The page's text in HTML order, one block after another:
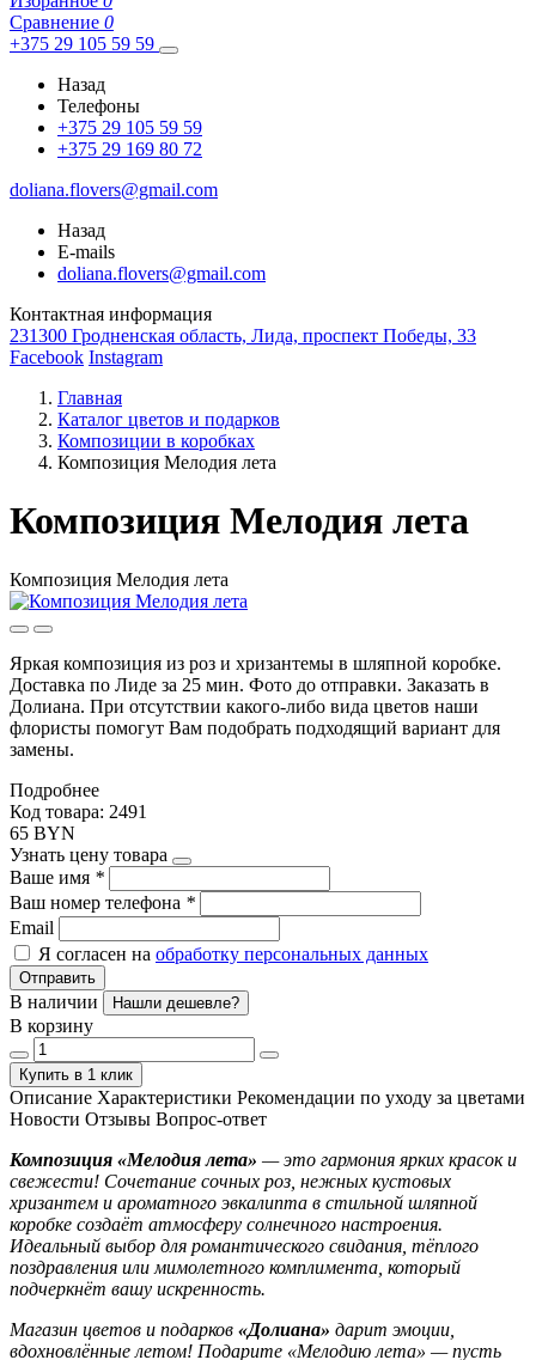
Сравнение 0
+375 29 105 59 59
Назад
Телефоны
+375 29 105 59 59
+375 29 169 80 72
doliana.flovers@gmail.com
Назад
E-mails
doliana.flovers@gmail.com
Контактная информация
231300 Гродненская область, Лида, проспект Победы, 33
Facebook Instagram
Главная
Каталог цветов и подарков
Композиции в коробках
Композиция Мелодия лета
Композиция Мелодия лета
Композиция Мелодия лета
Яркая композиция из роз и хризантемы в шляпной коробке.
Доставка по Лиде за 25 мин. Фото до отправки. Заказать в
Долиана. При отсутствии какого-либо вида цветов наши
флористы помогут Вам подобрать подходящий вариант для
замены.
Подробнее
Код товара: 2491
65 BYN
Узнать цену товара
Ваше имя *
Ваш номер телефона *
Email
Я согласен на обработку персональных данных
Отправить
В наличии Нашли дешевле?
В корзину
Купить в 1 клик
Описание Характеристики Рекомендации по уходу за цветами
Новости Отзывы Вопрос-ответ
Композиция «Мелодия лета» — это гармония ярких красок и
свежести! Сочетание сочных роз, нежных кустовых
хризантем и ароматного эвкалипта в стильной шляпной
коробке создаёт атмосферу солнечного настроения.
Идеальный выбор для романтического свидания, тёплого
поздравления или мимолетного комплимента, который
подчеркнёт вашу искренность.
Магазин цветов и подарков «Долиана» дарит эмоции,
вдохновлённые летом! Подарите «Мелодию лета» — пусть